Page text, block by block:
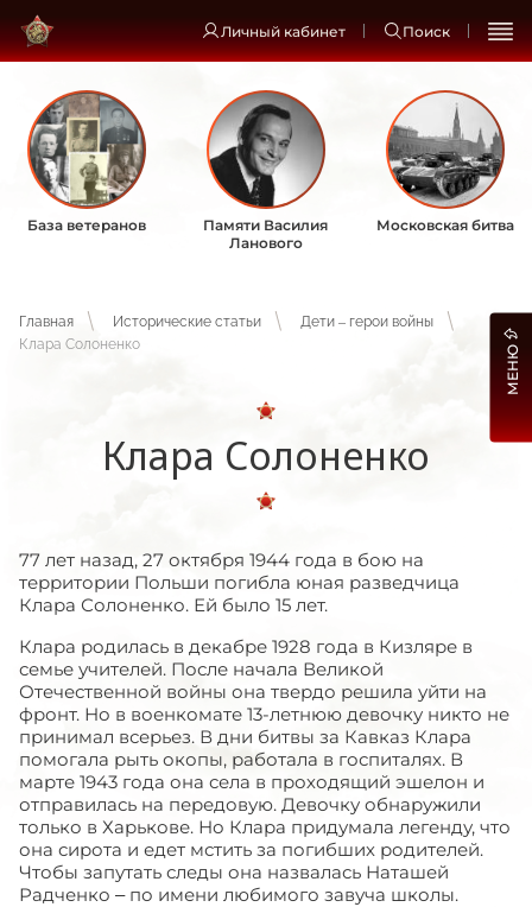
Личный кабинет Поиск
База ветеранов
Памяти Василия
Ланового
Московская битва
Главная Исторические статьи
Дети – герои войны
Клара Солоненко
Клара Солоненко
77 лет назад, 27 октября 1944 года в бою на
территории Польши погибла юная разведчица
Клара Солоненко. Ей было 15 лет.
Клара родилась в декабре 1928 года в Кизляре в
семье учителей. После начала Великой
Отечественной войны она твердо решила уйти на
фронт. Но в военкомате 13-летнюю девочку никто не
принимал всерьез. В дни битвы за Кавказ Клара
помогала рыть окопы, работала в госпиталях. В
марте 1943 года она села в проходящий эшелон и
отправилась на передовую. Девочку обнаружили
только в Харькове. Но Клара придумала легенду, что
она сирота и едет мстить за погибших родителей.
Чтобы запутать следы она назвалась Наташей
Радченко – по имени любимого завуча школы.
МЕНЮ